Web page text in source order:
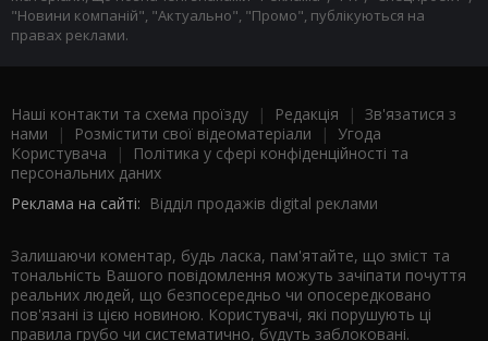
"Новини компаній", "Актуально", "Промо", публікуються на
правах реклами.
Наші контакти та схема проїзду | Редакція | Зв'язатися з
нами | Розмістити свої відеоматеріали | Угода
Користувача |
Політика у сфері конфіденційності та
персональних даних
Реклама на сайті: Відділ продажів digital реклами
Залишаючи коментар, будь ласка, пам'ятайте, що зміст та
тональність Вашого повідомлення можуть зачіпати почуття
реальних людей, що безпосередньо чи опосередковано
пов'язані із цією новиною. Користувачі, які порушують ці
правила грубо чи систематично, будуть заблоковані.